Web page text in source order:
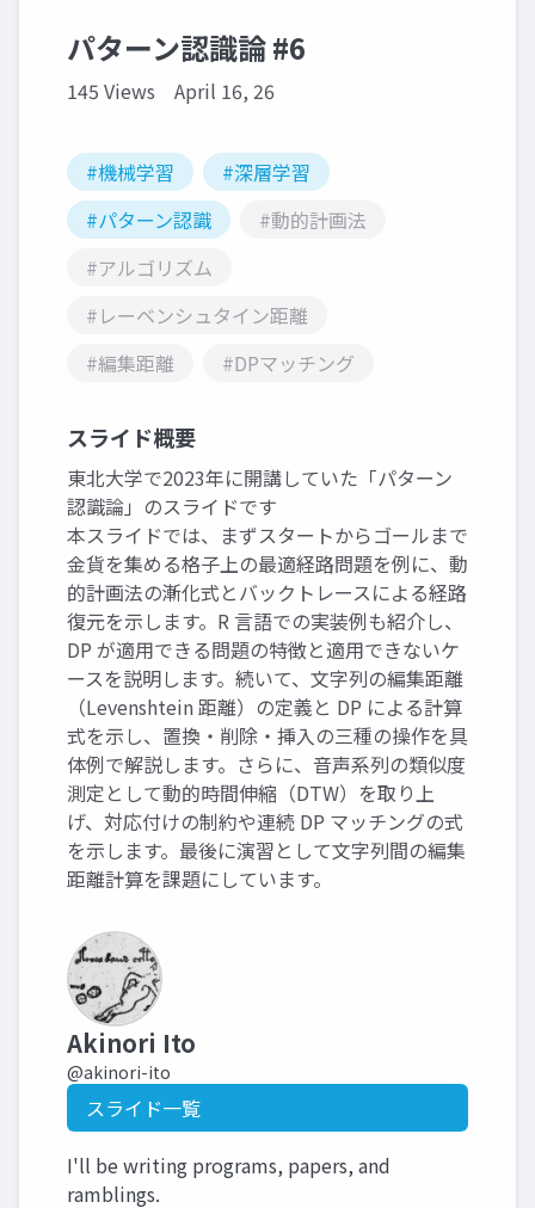
パターン認識論 #6
145 Views April 16, 26
#機械学習
#深層学習
#パターン認識
#動的計画法
#アルゴリズム
#レーベンシュタイン距離
#編集距離
#DPマッチング
スライド概要
東北大学で2023年に開講していた「パターン
認識論」のスライドです
本スライドでは、まずスタートからゴールまで
金貨を集める格子上の最適経路問題を例に、動
的計画法の漸化式とバックトレースによる経路
復元を示します。R 言語での実装例も紹介し、
DP が適用できる問題の特徴と適用できないケ
ースを説明します。続いて、文字列の編集距離
（Levenshtein 距離）の定義と DP による計算
式を示し、置換・削除・挿入の三種の操作を具
体例で解説します。さらに、音声系列の類似度
測定として動的時間伸縮（DTW）を取り上
げ、対応付けの制約や連続 DP マッチングの式
を示します。最後に演習として文字列間の編集
距離計算を課題にしています。
Akinori Ito
@akinori-ito
スライド一覧
I'll be writing programs, papers, and
ramblings.